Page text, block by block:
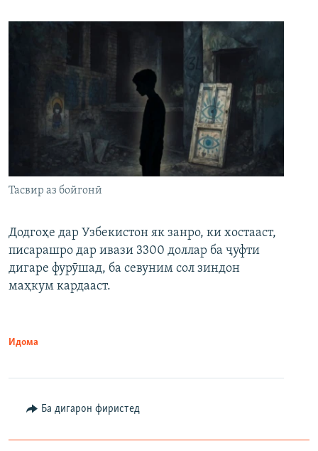
Тасвир аз бойгонӣ
Додгоҳе дар Узбекистон як занро, ки хостааст,
писарашро дар ивази 3300 доллар ба ҷуфти
дигаре фурӯшад, ба севуним сол зиндон
маҳкум кардааст.
Идома
Ба дигарон фиристед